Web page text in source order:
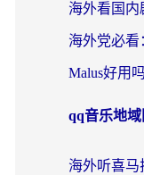
qq音乐地域